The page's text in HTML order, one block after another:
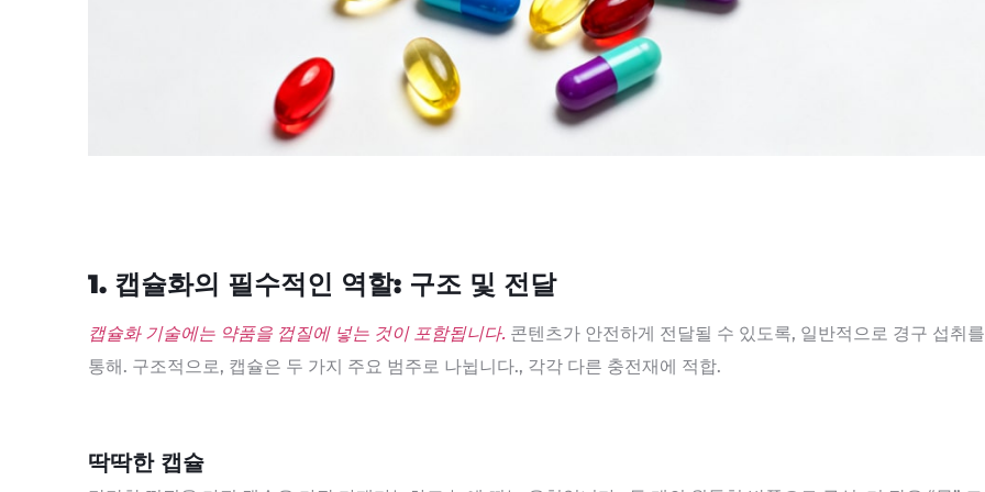
1. 캡슐화의 필수적인 역할: 구조 및 전달
캡슐화 기술에는 약품을 껍질에 넣는 것이 포함됩니다. 콘텐츠가 안전하게 전달될 수 있도록, 일반적으로 경구 섭취를
통해. 구조적으로, 캡슐은 두 가지 주요 범주로 나뉩니다., 각각 다른 충전재에 적합.
딱딱한 캡슐